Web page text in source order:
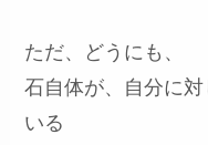
ただ、どうにも、
石自体が、自分に
いる